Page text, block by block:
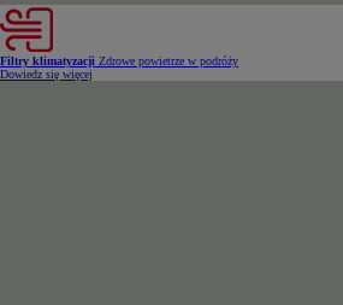
Filtry klimatyzacji Zdrowe powietrze w podróży
Dowiedz się więcej